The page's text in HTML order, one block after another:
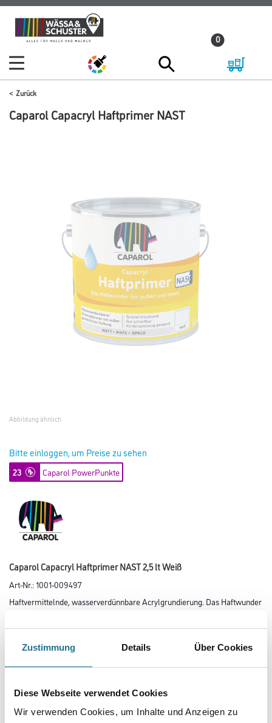
Zustimmung Details Über Cookies
Diese Webseite verwendet Cookies
Wir verwenden Cookies, um Inhalte und Anzeigen zu
Zum
Inhalt
Zum
Navigationsmenü
0
Zurück
Caparol Capacryl Haftprimer NAST
Abbildung ähnlich
Bitte einloggen, um Preise zu sehen
23 Caparol PowerPunkte
Caparol Capacryl Haftprimer NAST 2,5 lt Weiß
Art-Nr.:1001-009497
Haftvermittelnde, wasserverdünnbare Acrylgrundierung. Das Haftwunder
Farbtonbezeichnung
Glanzgrad